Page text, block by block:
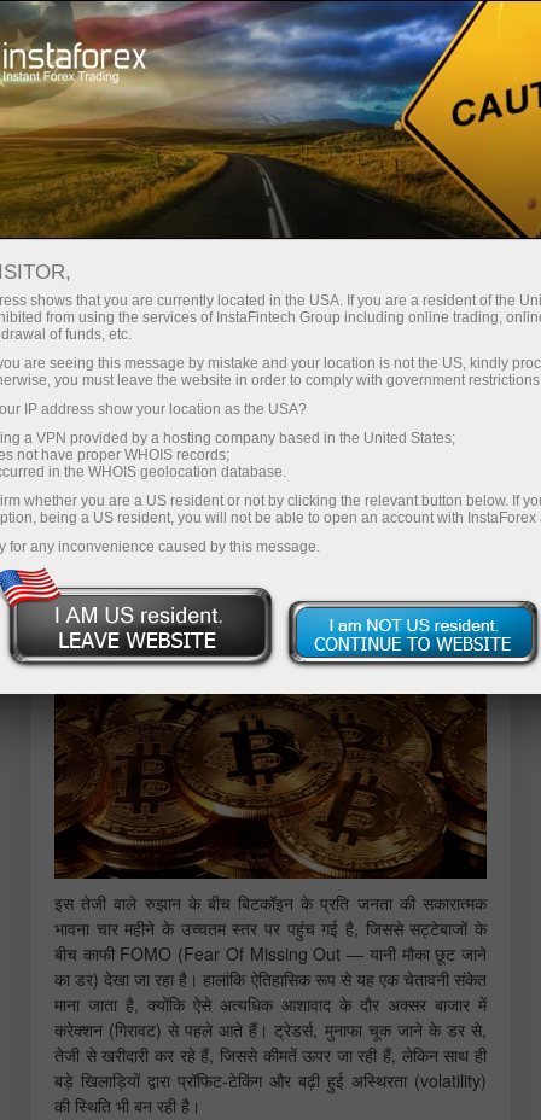
ट्रेडर्स के लिए फॉरेक्स विश्लेषण
विश्लेषणात्मक समीक्षा
Crypto-currencies
07.05.2026 10:36 AM
7 मई के लिए क्रिप्टोकरेंसी बाजार में ट्रेडिंग
सिफारिशें
बिटकॉइन अपने लगभग $82,800 के उच्च स्तर से वापस नीचे आया है और
वर्तमान में $81,000 से नीचे ट्रेड कर रहा है। एथेरियम भी मुनाफावसूली
(profit-taking) के बीच काफी गिर गया है और $2,350 से नीचे आ गया
इस तेजी वाले रुझान के बीच बिटकॉइन के प्रति जनता की सकारात्मक
भावना चार महीने के उच्चतम स्तर पर पहुंच गई है, जिससे सट्टेबाजों के
बीच काफी FOMO (Fear Of Missing Out — यानी मौका छूट जाने
का डर) देखा जा रहा है। हालांकि ऐतिहासिक रूप से यह एक चेतावनी संकेत
माना जाता है, क्योंकि ऐसे अत्यधिक आशावाद के दौर अक्सर बाजार में
करेक्शन (गिरावट) से पहले आते हैं। ट्रेडर्स, मुनाफा चूक जाने के डर से,
तेजी से खरीदारी कर रहे हैं, जिससे कीमतें ऊपर जा रही हैं, लेकिन साथ ही
बड़े खिलाड़ियों द्वारा प्रॉफिट-टेकिंग और बढ़ी हुई अस्थिरता (volatility)
की स्थिति भी बन रही है।
shows that you are currently located in the USA. If you are a resident of the
from using the services of InstaFintech Group including online trading,
of funds, etc.
are seeing this message by mistake and your location is not the US, kindly
you must leave the website in order to comply with government
IP address show your location as the USA?
a VPN provided by a hosting company based in the United States;
not have proper WHOIS records;
in the WHOIS geolocation database.
whether you are a US resident or not by clicking the relevant button below. If
being a US resident, you will not be able to open an account with InstaForex
for any inconvenience caused by this message.